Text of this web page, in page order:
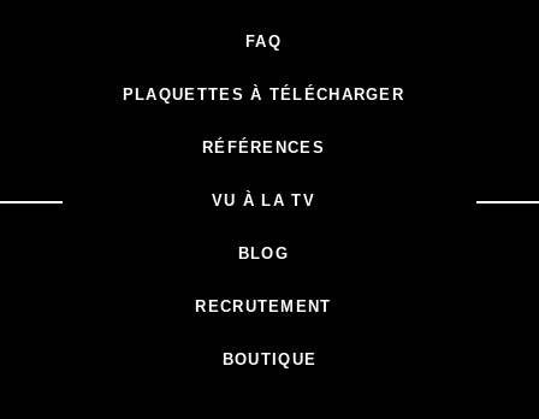
FAQ
PLAQUETTES À TÉLÉCHARGER
RÉFÉRENCES
VU À LA TV
BLOG
RECRUTEMENT
BOUTIQUE